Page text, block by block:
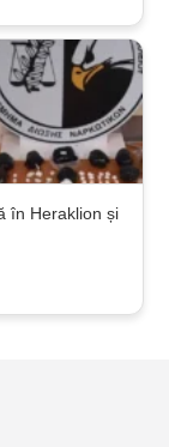
în Heraklion și